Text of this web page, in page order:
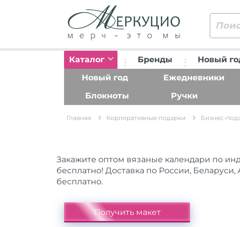
Каталог Бренды Новый
Новый год Ежедневники
Блокноты
Ручки
Главная Корпоративные подарки Бизнес-
Закажите оптом вязаные календари по
бесплатно! Доставка по России,
бесплатно.
Получить макет